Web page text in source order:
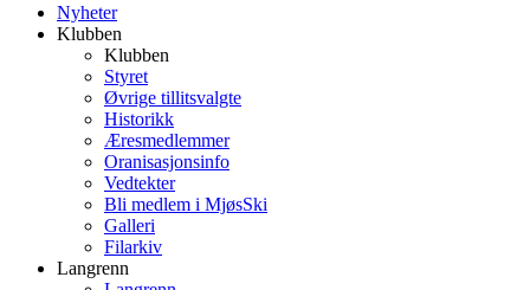
Nyheter
Klubben
Klubben
Styret
Øvrige tillitsvalgte
Historikk
Æresmedlemmer
Oranisasjonsinfo
Vedtekter
Bli medlem i MjøsSki
Galleri
Filarkiv
Langrenn